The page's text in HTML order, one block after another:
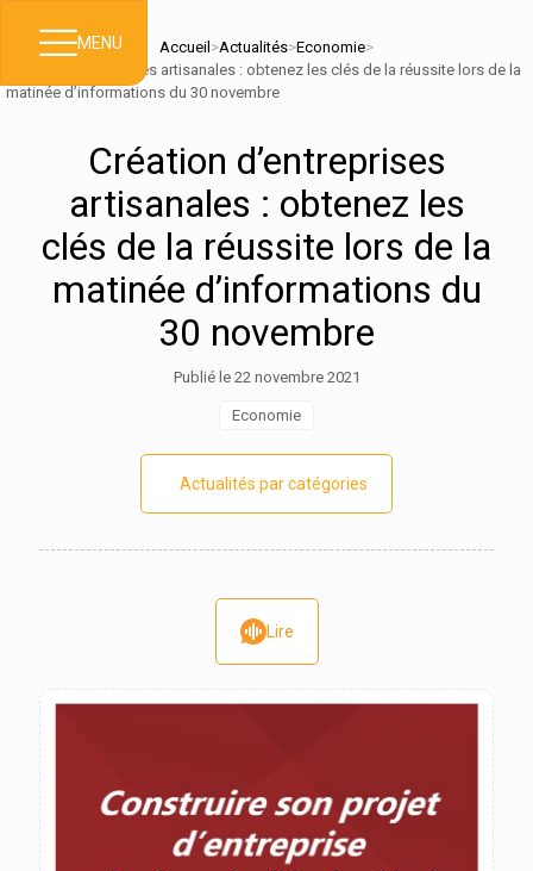
MENU Accueil >Actualités>Economie>
Création d’entreprises artisanales : obtenez les clés de la réussite lors de la
matinée d’informations du 30 novembre
Création d’entreprises
artisanales : obtenez les
clés de la réussite lors de la
matinée d’informations du
30 novembre
Publié le 22 novembre 2021
Economie
Actualités par catégories
Lire